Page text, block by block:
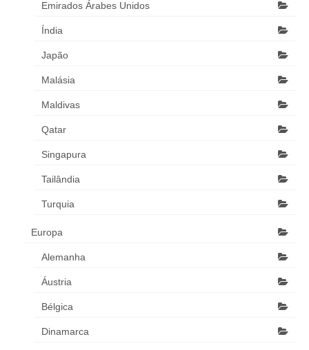
Emirados Árabes Unidos
Índia
Japão
Malásia
Maldivas
Qatar
Singapura
Tailândia
Turquia
Europa
Alemanha
Áustria
Bélgica
Dinamarca